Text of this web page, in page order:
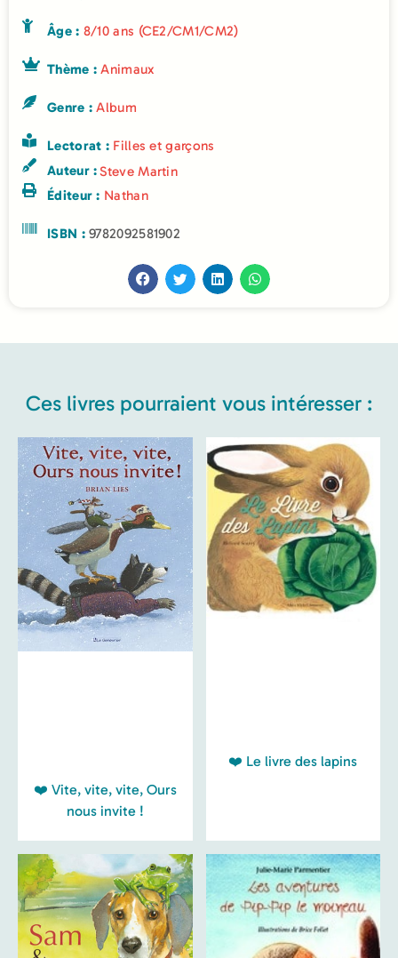
Âge : 8/10 ans (CE2/CM1/CM2)
Thème :Animaux
Genre :Album
Lectorat : Filles et garçons
Auteur :Steve Martin
Éditeur : Nathan
ISBN :9782092581902
Ces livres pourraient vous intéresser :
❤️ Vite, vite, vite, Ours
nous invite !
❤️ Le livre des lapins